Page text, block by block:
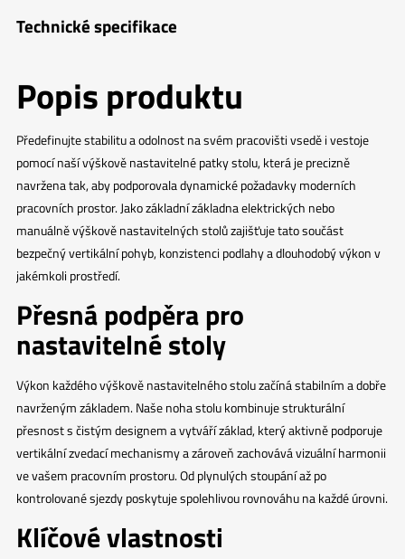
Technické specifikace
Popis produktu
Předefinujte stabilitu a odolnost na svém pracovišti vsedě i vestoje
pomocí naší výškově nastavitelné patky stolu, která je precizně
navržena tak, aby podporovala dynamické požadavky moderních
pracovních prostor. Jako základní základna elektrických nebo
manuálně výškově nastavitelných stolů zajišťuje tato součást
bezpečný vertikální pohyb, konzistenci podlahy a dlouhodobý výkon v
jakémkoli prostředí.
Přesná podpěra pro
nastavitelné stoly
Výkon každého výškově nastavitelného stolu začíná stabilním a dobře
navrženým základem. Naše noha stolu kombinuje strukturální
přesnost s čistým designem a vytváří základ, který aktivně podporuje
vertikální zvedací mechanismy a zároveň zachovává vizuální harmonii
ve vašem pracovním prostoru. Od plynulých stoupání až po
kontrolované sjezdy poskytuje spolehlivou rovnováhu na každé úrovni.
Klíčové vlastnosti